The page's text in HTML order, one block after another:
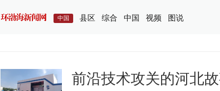
中国 县区 综合 中国 视频 图说
前沿技术攻关的河北